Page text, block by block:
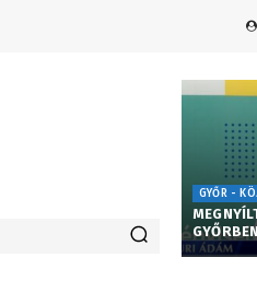
GYŐR -
GYŐRBEN